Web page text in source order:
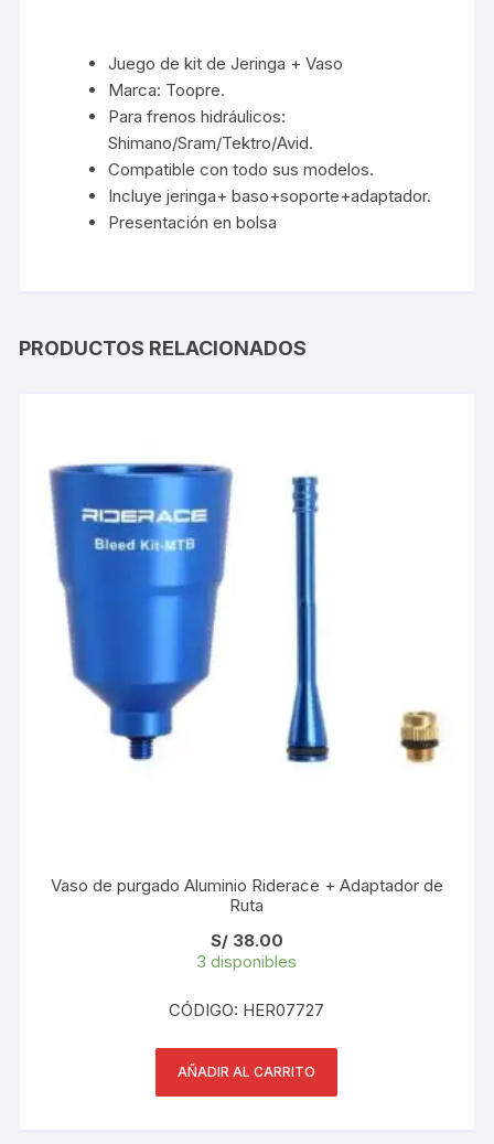
Juego de kit de Jeringa + Vaso
Marca: Toopre.
Para frenos hidráulicos:
Shimano/Sram/Tektro/Avid.
Compatible con todo sus modelos.
Incluye jeringa+ baso+soporte+adaptador.
Presentación en bolsa
PRODUCTOS RELACIONADOS
Vaso de purgado Aluminio Riderace + Adaptador de
Ruta
S/38.00
3 disponibles
CÓDIGO: HER07727
AÑADIR AL CARRITO